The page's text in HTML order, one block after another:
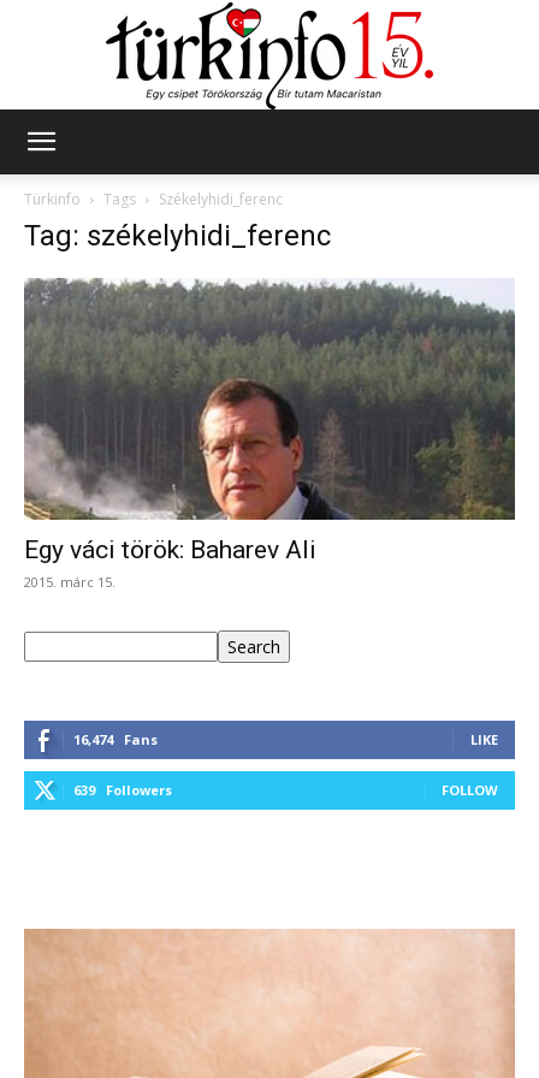
Türkinfo
Tags Székelyhidi_ferenc
Tag: székelyhidi_ferenc
Egy váci török: Baharev Ali
2015. márc 15.
Search
16,474 Fans LIKE
639 Followers FOLLOW